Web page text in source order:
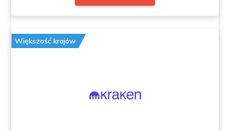
Większość krajów